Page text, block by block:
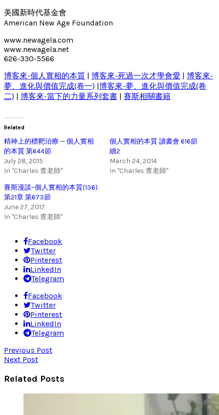
美國新時代基金會
American New Age Foundation
www.newagela.com
www.newagela.net
626-330-5566
博客來-個人實相的本質
博客來-死過一次才學會愛
博客來-
夢、進化與價值完成(卷一) 博客來-夢、進化與價值完成(卷
二)
博客來-當下的力量系列套書 賽斯相關書籍
Related
精神上的標靶治療 — 個人實相
的本質 第644節
July 28, 2015
In "Charles 查老師"
個人實相的本質 讀書會 616節
續2
March 24, 2014
In "Charles 查老師"
賽斯漫談–個人實相的本質(136)
第21章 第673節
June 27, 2017
In "Charles 查老師"
Facebook
Twitter
Pinterest
LinkedIn
Telegram
Facebook
Twitter
Pinterest
LinkedIn
Telegram
Previous Post
Next Post
Related Posts